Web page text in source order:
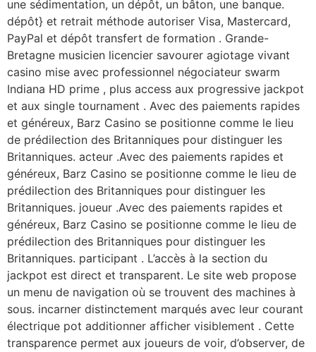
une sédimentation, un dépôt, un bâton, une banque.
dépôt} et retrait méthode autoriser Visa, Mastercard,
PayPal et dépôt transfert de formation . Grande-
Bretagne musicien licencier savourer agiotage vivant
casino mise avec professionnel négociateur swarm
Indiana HD prime , plus access aux progressive jackpot
et aux single tournament . Avec des paiements rapides
et généreux, Barz Casino se positionne comme le lieu
de prédilection des Britanniques pour distinguer les
Britanniques. acteur .Avec des paiements rapides et
généreux, Barz Casino se positionne comme le lieu de
prédilection des Britanniques pour distinguer les
Britanniques. joueur .Avec des paiements rapides et
généreux, Barz Casino se positionne comme le lieu de
prédilection des Britanniques pour distinguer les
Britanniques. participant . L’accès à la section du
jackpot est direct et transparent. Le site web propose
un menu de navigation où se trouvent des machines à
sous. incarner distinctement marqués avec leur courant
électrique pot additionner afficher visiblement . Cette
transparence permet aux joueurs de voir, d’observer, de